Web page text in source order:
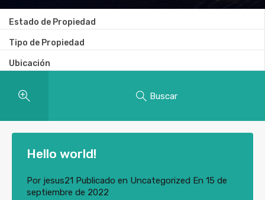
Estado de Propiedad
Tipo de Propiedad
Ubicación
Buscar
Hello world!
Por jesus21 Publicado en Uncategorized En 15 de
septiembre de 2022